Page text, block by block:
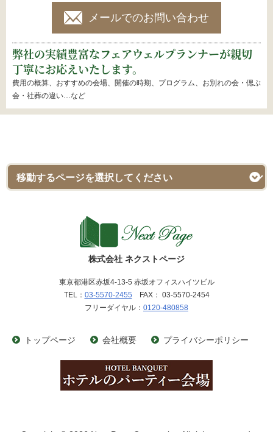
メールでのお問い合わせ
弊社の実績豊富なフェアウェルプランナーが親切
丁寧にお応えいたします。
費用の概算、おすすめの会場、開催の時期、プログラム、お別れの会・偲ぶ
会・社葬の違い…など
株式会社 ネクストページ
東京都港区赤坂4-13-5 赤坂オフィスハイツビル
TEL： 03-5570-2455 FAX： 03-5570-2454
フリーダイヤル： 0120-480858
トップページ 会社概要 プライバシーポリシー